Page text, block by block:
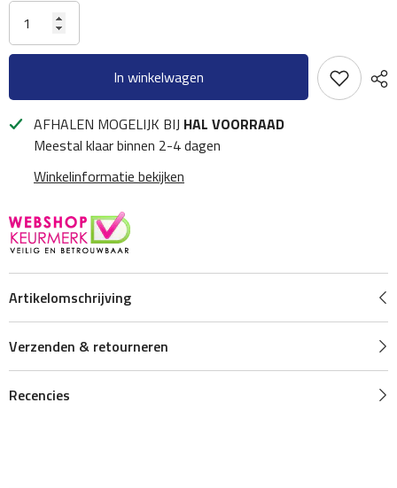
In winkelwagen
AFHALEN MOGELIJK BIJ HAL VOORRAAD
Meestal klaar binnen 2-4 dagen
Winkelinformatie bekijken
Artikelomschrijving
Verzenden & retourneren
Recencies